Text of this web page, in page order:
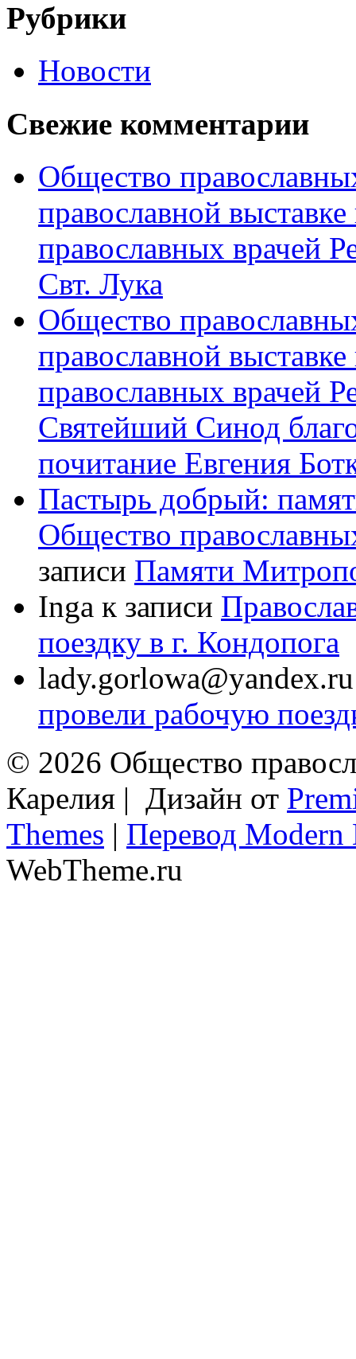
Рубрики
Новости
Свежие комментарии
Общество
православной
православных врачей
Свт. Лука
Общество
православной
православных врачей
Святейший Синод
почитание Евгения
Пастырь добрый:
Общество
записи Памяти
Inga к записи
поездку в г. Кондопога
lady.gorlowa@yandex.ru
провели рабочую
© 2026 Общество
Карелия | Дизайн от
Themes | Перевод Modern
WebTheme.ru